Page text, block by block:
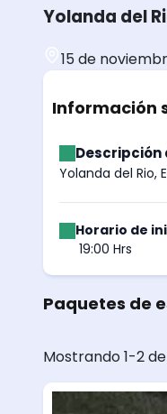
Yolanda del
15 de
Información
Descripción
Yolanda del Rio,
Horario de
19:00 Hrs
Paquetes de
Mostrando 1-2